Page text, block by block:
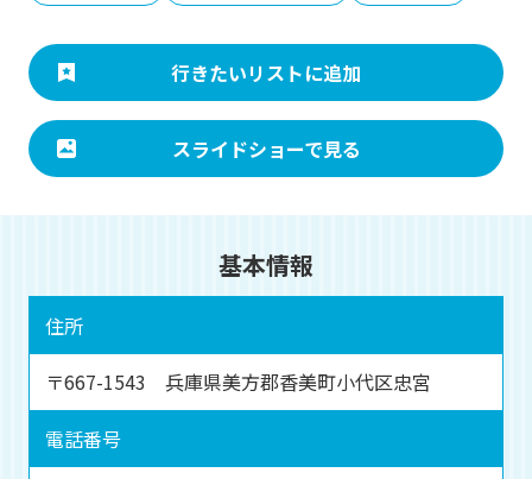
行きたいリストに追加
スライドショーで見る
基本情報
住所
〒667-1543 兵庫県美方郡香美町小代区忠宮
電話番号